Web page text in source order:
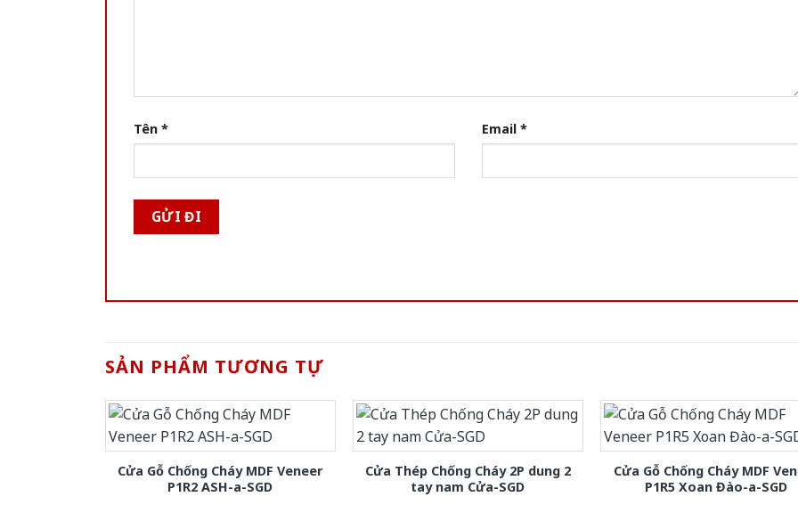
Tên * Email *
SẢN PHẨM TƯƠNG TỰ
Cửa Gỗ Chống Cháy MDF Veneer
P1R2 ASH-a-SGD
Cửa Thép Chống Cháy 2P dung 2
tay nam Cửa-SGD
Cửa Gỗ Chống Cháy MDF
P1R5 Xoan Đào-a-SGD